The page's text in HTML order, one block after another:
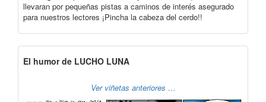
llevaran por pequeñas pistas a caminos de interés asegurado
para nuestros lectores ¡Pincha la cabeza del cerdo!!
El humor de LUCHO LUNA
Ver viñetas anteriores …